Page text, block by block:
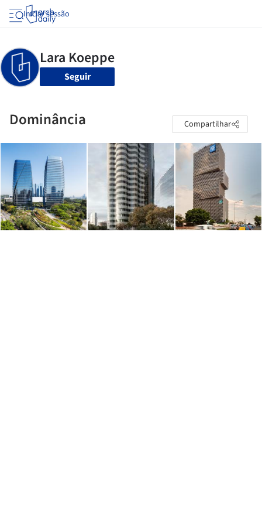
Iniciar sessão
Seguir
Dominância Compartilhar